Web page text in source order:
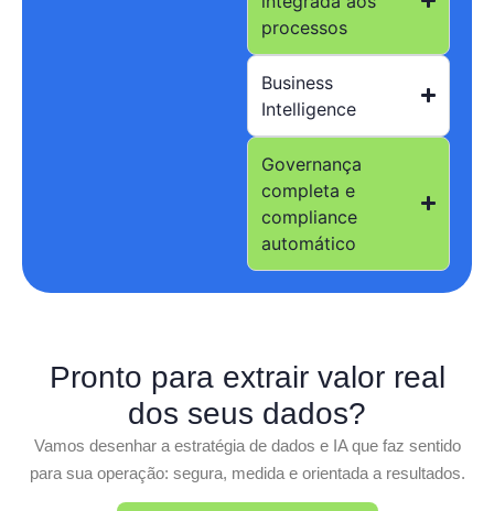
processos
Business
Intelligence
Governança
completa e
compliance
automático
Pronto para extrair valor real
dos seus dados?
Vamos desenhar a estratégia de dados e IA que faz sentido
para sua operação: segura, medida e orientada a resultados.